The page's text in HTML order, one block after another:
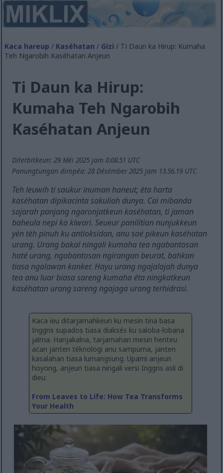
Kaca hareup / Kaséhatan / Gizi / Ti Daun ka Hirup: Kumaha
Teh Ngarobih Kaséhatan Anjeun
Ti Daun ka Hirup:
Kumaha Teh Ngarobih
Kaséhatan Anjeun
Diterbitkeun: 29 Méi 2025 jam 0.08.51 UTC
Panungtungan diropéa: 28 Désémber 2025 jam 13.56.19 UTC
Teh leuwih ti saukur inuman haneut; éta harta
kaséhatan dipikacinta sakuliah dunya. Cai mibanda
sajarah panjang ngaronjatkeun kaséhatan, ti jaman
baheula nepi ka kiwari. Seueur panilitian nunjukkeun
yén tèh pinuh ku antioksidan, anu saé pikeun kaséhatan
urang. Urang bakal ningali kumaha tea ngabantosan
haté urang, ngabantosan ngirangan beurat, bahkan
tiasa ngalawan kanker. Hayu urang ngajalajah dunya
tea anu luar biasa sareng kumaha éta ningkatkeun
kaséhatan urang sareng ngajaga urang terhidrasi.
Kaca ieu ditarjamahkeun ku mesin tina basa
Inggris supados tiasa diaksés ku saloba-lobana
jalma. Hanjakalna, tarjamahan mesin henteu
acan janten téknologi anu sampurna, janten
kasalahan tiasa lumangsung. Upami anjeun
hoyong, anjeun tiasa ningali versi Inggris asli di
dieu:
From Leaves to Life: How Tea Transforms
Your Health